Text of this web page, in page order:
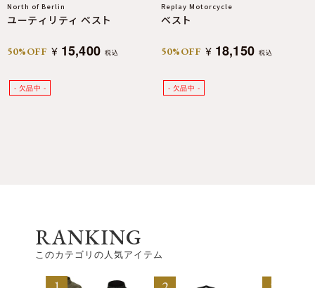
North of Berlin
ユーティリティ ベスト
50%OFF ¥ 15,400 税込
Replay Motorcycle
ベスト
50%OFF ¥ 18,150 税込
RANKING
このカテゴリの人気アイテム